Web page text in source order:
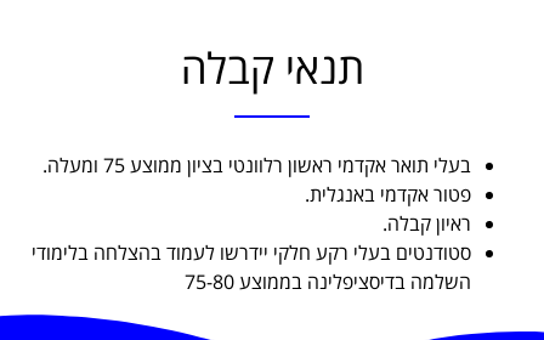
תנאי קבלה
בעלי תואר אקדמי ראשון רלוונטי בציון ממוצע 75 ומעלה.
פטור אקדמי באנגלית.
ראיון קבלה.
סטודנטים בעלי רקע חלקי יידרשו לעמוד בהצלחה בלימודי
השלמה בדיסציפלינה בממוצע 75-80